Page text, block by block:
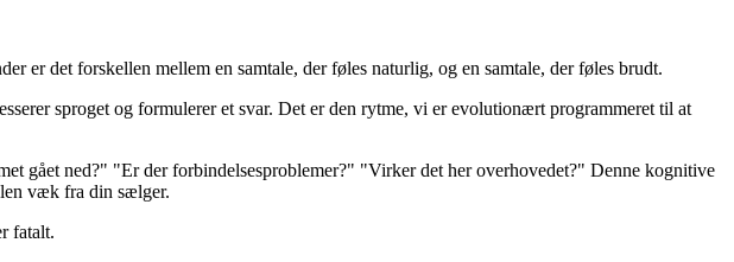
er det forskellen mellem en samtale, der føles naturlig, og en samtale, der føles brudt.
sproget og formulerer et svar. Det er den rytme, vi er evolutionært programmeret til at
gået ned?" "Er der forbindelsesproblemer?" "Virker det her overhovedet?" Denne kognitive
væk fra din sælger.
fatalt.